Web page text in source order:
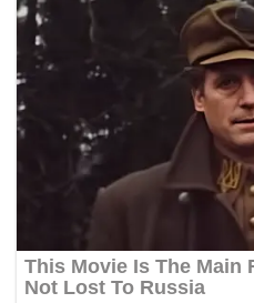
Tags: model pelik